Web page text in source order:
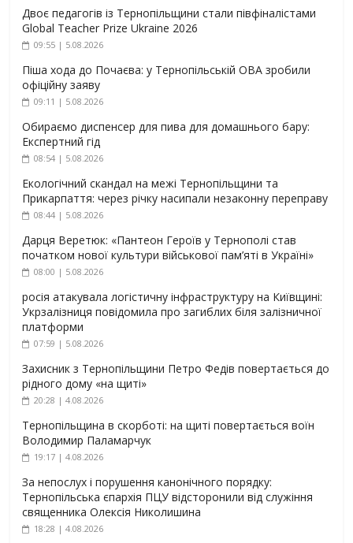
Двоє педагогів із Тернопільщини стали півфіналістами
Global Teacher Prize Ukraine 2026
09:55 | 5.08.2026
Піша хода до Почаєва: у Тернопільській ОВА зробили
офіційну заяву
09:11 | 5.08.2026
Обираємо диспенсер для пива для домашнього бару:
Експертний гід
08:54 | 5.08.2026
Екологічний скандал на межі Тернопільщини та
Прикарпаття: через річку насипали незаконну переправу
08:44 | 5.08.2026
Дарця Веретюк: «Пантеон Героїв у Тернополі став
початком нової культури військової пам’яті в Україні»
08:00 | 5.08.2026
росія атакувала логістичну інфраструктуру на Київщині:
Укрзалізниця повідомила про загиблих біля залізничної
платформи
07:59 | 5.08.2026
Захисник з Тернопільщини Петро Федів повертається до
рідного дому «на щиті»
20:28 | 4.08.2026
Тернопільщина в скорботі: на щиті повертається воїн
Володимир Паламарчук
19:17 | 4.08.2026
За непослух і порушення канонічного порядку:
Тернопільська єпархія ПЦУ відсторонили від служіння
священника Олексія Николишина
18:28 | 4.08.2026